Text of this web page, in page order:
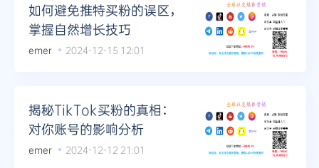
如何避免推特买粉的误区，
掌握自然增长技巧
emer 2024-12-15 12:01
揭秘TikTok买粉的真相：
对你账号的影响分析
emer 2024-12-12 21:01